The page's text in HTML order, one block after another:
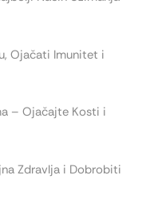
Ojačati Imunitet i
– Ojačajte Kosti i
Zdravlja i Dobrobiti